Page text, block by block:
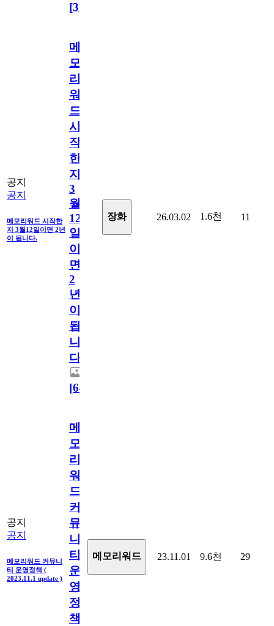
[31
공지
공지
메모리워드 시작한
지 3월12일이면 2년
이 됩니다.
메
모
리
워
드
시
작
한
지
3
월
12
일
이
면
2
년
이
됩
니
다.
[64
장화 26.03.02 1.6천 11
공지
공지
메모리워드 커뮤니
티 운영정책 (
2023.11.1 update )
메
모
리
워
드
커
뮤
니
티
운
영
정
책
메모리워드 23.11.01 9.6천 29